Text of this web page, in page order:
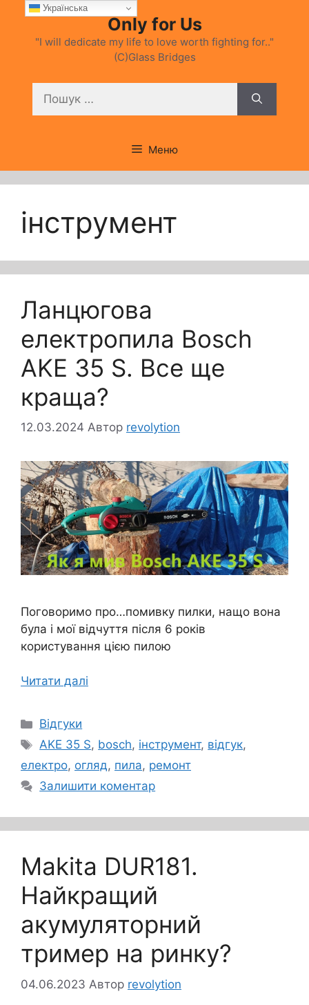
Перейти
вмісту
Only for Us
"I will dedicate my life to love worth fighting for.."
(C)Glass Bridges
Меню
інструмент
Ланцюгова
електропила Bosch
AKE 35 S. Все ще
краща?
12.03.2024 Автор revolytion
Поговоримо про…помивку пилки, нащо вона
була і мої відчуття після 6 років
користування цією пилою
Читати далі
Категорії
Відгуки
Позначки
AKE 35 S, bosch, інструмент, відгук,
електро, огляд, пила, ремонт
Залишити коментар
Makita DUR181.
Найкращий
акумуляторний
тример на ринку?
04.06.2023 Автор revolytion
Українська